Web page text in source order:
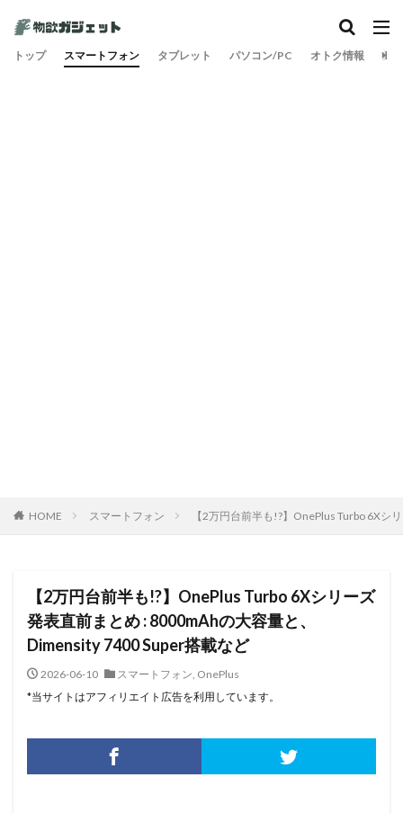
トップ スマートフォン タブレット パソコン/PC オトク情報 旅
HOME スマートフォン 【2万円台前半も!?】OnePlus Turbo 6X
【2万円台前半も!?】OnePlus Turbo 6Xシリーズ
発表直前まとめ : 8000mAhの大容量と、
Dimensity 7400 Super搭載など
2026-06-10 スマートフォン, OnePlus
*当サイトはアフィリエイト広告を利用しています。